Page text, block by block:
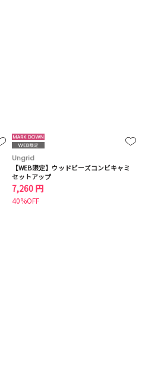
Ungrid
【WEB限定】ウッドビーズコンビキャミ
セットアップ
7,260 円
40%OFF